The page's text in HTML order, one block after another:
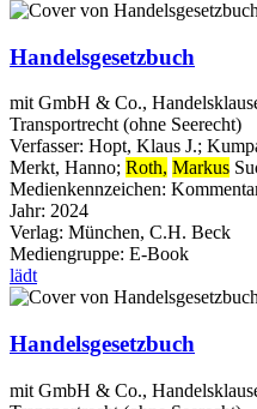
Handelsgesetzbuch
mit GmbH & Co.,
Transportrecht (ohne Seerecht)
Verfasser: Hopt, Klaus J.;
Merkt, Hanno; Roth, Markus
Medienkennzeichen:
Jahr: 2024
Verlag: München, C.H. Beck
Mediengruppe: E-Book
lädt
Handelsgesetzbuch
mit GmbH & Co.,